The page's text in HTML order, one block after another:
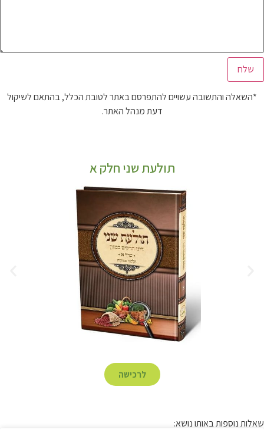
*השאלה והתשובה עשויים להתפרסם באתר לטובת הכלל, בהתאם לשיקול
דעת מנהל האתר.
תולעת שני חלק א
לרכישה
שאלות נוספות באותו נושא: